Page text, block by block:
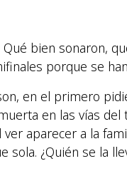
bien sonaron,
porque se
en el primero
en las vías
aparecer a la
¿Quién se la